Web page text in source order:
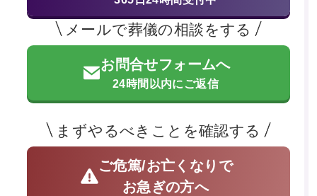
メールで葬儀の相談をする
お問合せフォームへ
24時間以内にご返信
まずやるべきことを確認する
ご危篤/お亡くなりで
お急ぎの方へ